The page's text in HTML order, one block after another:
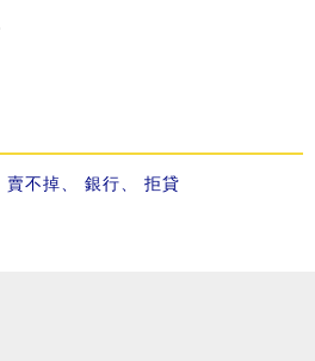
賣不掉 銀行 拒貸